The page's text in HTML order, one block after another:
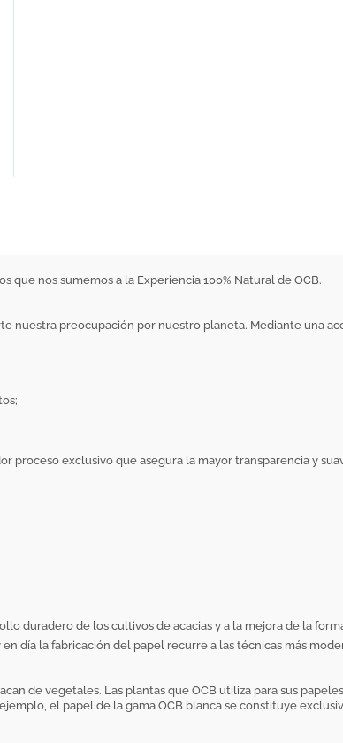
que nos sumemos a la Experiencia 100% Natural de OCB.
nuestra preocupación por nuestro planeta. Mediante una
proceso exclusivo que asegura la mayor transparencia y
duradero de los cultivos de acacias y a la mejora de la
día la fabricación del papel recurre a las técnicas más
de vegetales. Las plantas que OCB utiliza para sus
el papel de la gama OCB blanca se constituye